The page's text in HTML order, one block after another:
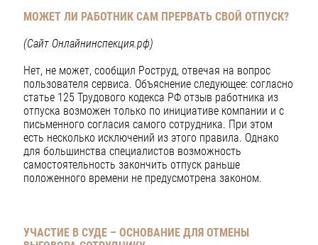
МОЖЕТ ЛИ РАБОТНИК САМ ПРЕРВАТЬ СВОЙ ОТПУСК?
(Сайт Онлайнинспекция.рф)
Нет, не может, сообщил Роструд, отвечая на вопрос
пользователя сервиса. Объяснение следующее: согласно
статье 125 Трудового кодекса РФ отзыв работника из
отпуска возможен только по инициативе компании и с
письменного согласия самого сотрудника. При этом
есть несколько исключений из этого правила. Однако
для большинства специалистов возможность
самостоятельность закончить отпуск раньше
положенного времени не предусмотрена законом.
УЧАСТИЕ В СУДЕ – ОСНОВАНИЕ ДЛЯ ОТМЕНЫ